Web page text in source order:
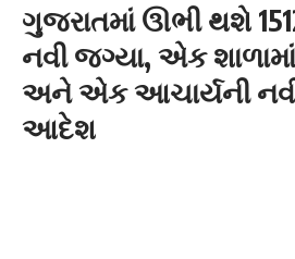
ગુજરાતમાં ઊભી થશે
નવી જગ્યા, એક
અને એક આચાર્યની નવી
આદેશ